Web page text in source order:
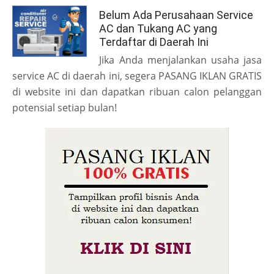
Belum Ada Perusahaan Service
AC dan Tukang AC yang
Terdaftar di Daerah Ini
Jika Anda menjalankan usaha jasa
service AC di daerah ini, segera PASANG IKLAN GRATIS
di website ini dan dapatkan ribuan calon pelanggan
potensial setiap bulan!